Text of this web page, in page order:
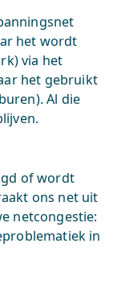
het wordt
via het
het gebruikt
Al die
of wordt
ons net uit
netcongestie:
in